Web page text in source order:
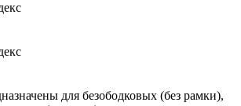
для безободковых (без рамки),